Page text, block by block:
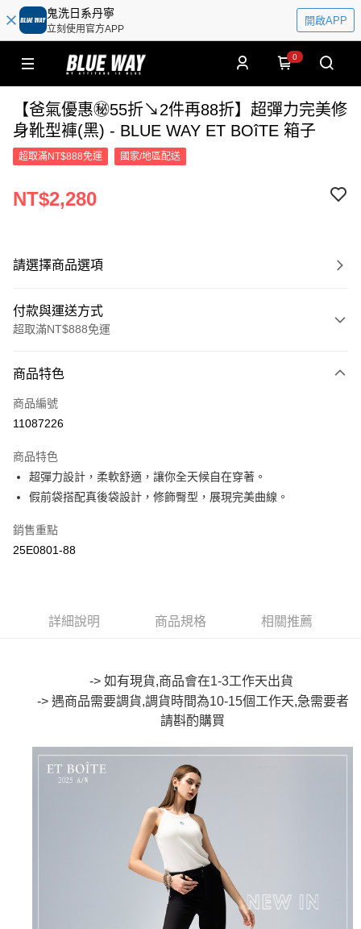
鬼洗日系丹寧
立刻使用官方APP
開啟APP
0
【爸氣優惠㊙55折↘2件再88折】超彈力完美修
身靴型褲(黑) - BLUE WAY ET BOîTE 箱子
超取滿NT$888免運 國家/地區配送
NT$2,280
請選擇商品選項
付款與運送方式
超取滿NT$888免運
信用卡一次付款
超商取貨付款
Apple Pay
街口支付
悠遊付
大哥付你分期
1.本服務由台灣大哥大提供，台灣大哥大用戶可立即使用無須另外申請。
2.付款方式選擇「大哥付你分期」，訂單成立後會自動跳轉到大哥付的交易
流程，驗證手機門號後，選擇欲分期的期數、繳款截止日，確認付款後即完
4.訂單成立30分鐘內，如未前往確認交易或遇審核未通過，訂單將自動取
消。如遇「轉專審核」未通過狀況，表示未達大哥付你分期系統評分，恕無
法說明評估內容。
1.分期款項不併入電信帳單，「大哥付你分期」於每月結算日後寄送繳費提
2.透過簡訊連結打開帳單後，可選擇「超商條碼／台灣大直營門市／銀行轉
帳／街口支付／iPASS MONEY」等通路繳費。
1.本服務係由「台灣大哥大股份有限公司」（以下簡稱本公司）所提供，讓
用戶於交易時，得透過本服務購買商品或服務，並由商店將買賣／分期付款
買賣價金債權讓與本公司後，依約使用本公司帳單繳交帳款。
相關說明
【關於「AFTEE先享後付」】
AFTEE先享後付是「在收到商品之後才付款」的支付方式。 讓您購物簡單
１．簡單：不需註冊會員、不需綁卡、不需儲值。
２．便利：只要手機號碼，簡訊認證，即可結帳。
３．安心：先確認商品／服務後，再付款。
【「AFTEE先享後付」結帳流程】
１．於結帳方式選擇「AFTEE先享後付」後，將跳轉至「AFTEE先享後付」
結帳頁面，進行簡訊認證並確認金額後，即可完成結帳。
２．訂單成立數日內，您將收到繳費通知簡訊。
３．收到繳費通知簡訊後14天內，點擊此簡訊中的連結，可透過四大超商／
ATM／網路銀行／等多元方式進行付款，方視為交易完成。
※ 請注意：結帳手續完成當下不需立刻繳費，但若您需要取消訂單，請聯絡
購買商品的店家。未經商家同意取消之訂單仍視為有效，需透過AFTEE先享
每筆NT$80，滿NT$888(含以上)免運費
每筆NT$80，滿NT$888(含以上)免運費
每筆NT$60，滿NT$3,000(含以上)免運費
商品特色
商品編號
11087226
商品特色
超彈力設計，柔軟舒適，讓你全天候自在穿著。
假前袋搭配真後袋設計，修飾臀型，展現完美曲線。
銷售重點
25E0801-88
詳細說明 商品規格 相關推薦
-> 如有現貨,商品會在1-3工作天出貨
-> 遇商品需要調貨,調貨時間為10-15個工作天,急需要者
請斟酌購買